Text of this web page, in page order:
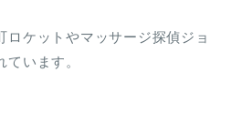
ロケットやマッサージ探偵ジョ
います。